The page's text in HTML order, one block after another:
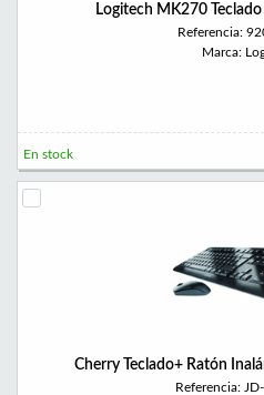
Logitech MK270
Referencia:
Marca:
En stock
Cherry Teclado+ Ratón
Referencia: